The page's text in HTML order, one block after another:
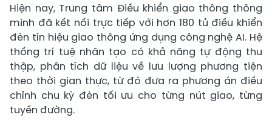
Hiện nay, Trung tâm Điều khiển giao thông thông
minh đã kết nối trực tiếp với hơn 180 tủ điều khiển
đèn tín hiệu giao thông ứng dụng công nghệ AI. Hệ
thống trí tuệ nhân tạo có khả năng tự động thu
thập, phân tích dữ liệu về lưu lượng phương tiện
theo thời gian thực, từ đó đưa ra phương án điều
chỉnh chu kỳ đèn tối ưu cho từng nút giao, từng
tuyến đường.